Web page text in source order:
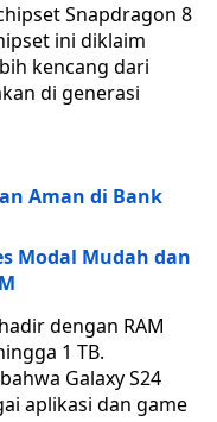
Snapdragon 8
ini diklaim
kencang dari
di generasi
Aman di Bank
Modal Mudah dan
dengan RAM
1 TB.
Galaxy S24
aplikasi dan game